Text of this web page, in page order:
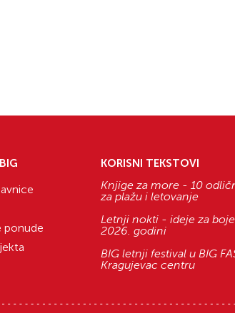
ponude
KORISNI TEKSTOVI
Knjige za more - 10
za plažu i letovanje
Letnji nokti - ideje za
2026. godini
BIG letnji festival u BIG
Kragujevac centru